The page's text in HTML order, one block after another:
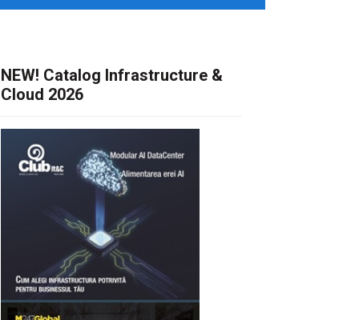
NEW! Catalog Infrastructure &
Cloud 2026